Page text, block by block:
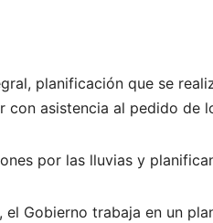
planificación que se
asistencia al pedido de
por las lluvias y
, el Gobierno trabaja en un